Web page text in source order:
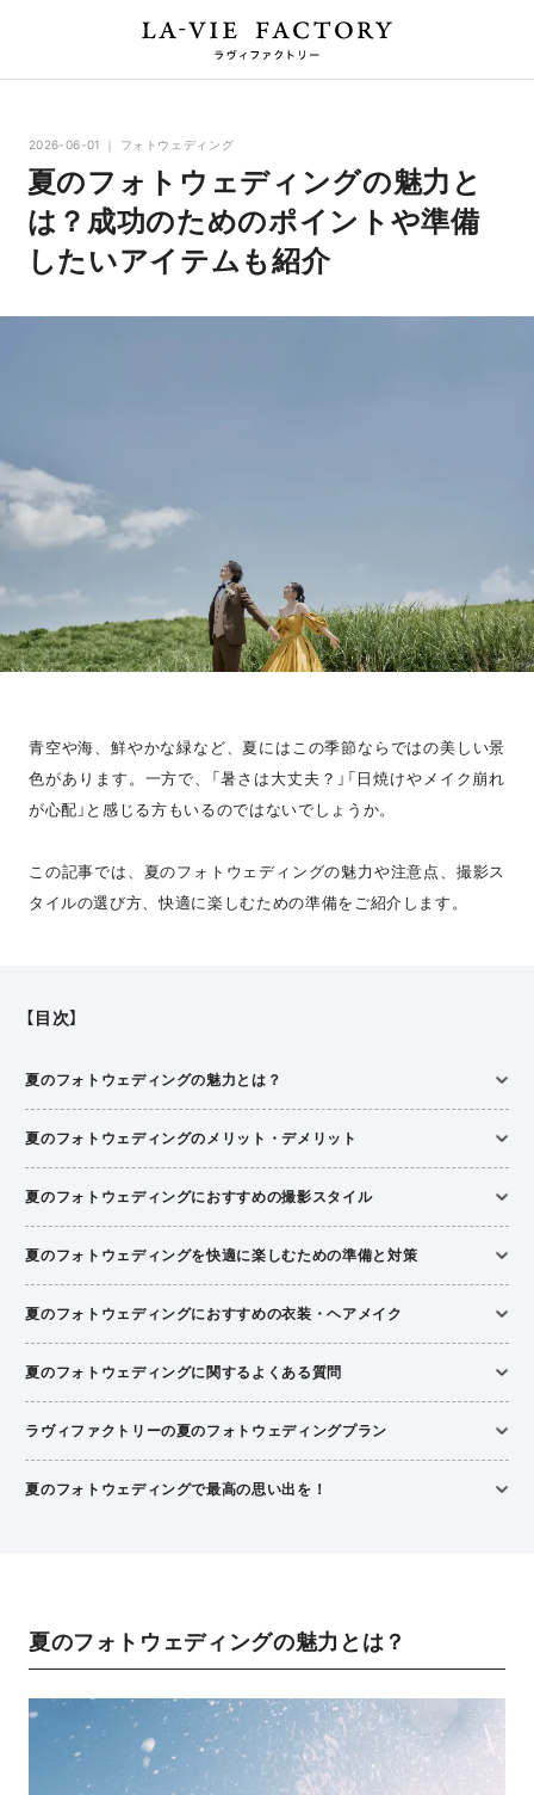
2026-06-01 フォトウェディング
夏のフォトウェディングの魅力と
は？成功のためのポイントや準備
したいアイテムも紹介
青空や海、鮮やかな緑など、夏にはこの季節ならではの美しい景
色があります。一方で、「暑さは大丈夫？」「日焼けやメイク崩れ
が心配」と感じる方もいるのではないでしょうか。
この記事では、夏のフォトウェディングの魅力や注意点、撮影ス
タイルの選び方、快適に楽しむための準備をご紹介します。
【目次】
夏のフォトウェディングの魅力とは？
夏のフォトウェディングのメリット・デメリット
夏のフォトウェディングにおすすめの撮影スタイル
夏のフォトウェディングを快適に楽しむための準備と対策
夏のフォトウェディングにおすすめの衣装・ヘアメイク
夏のフォトウェディングに関するよくある質問
ラヴィファクトリーの夏のフォトウェディングプラン
夏のフォトウェディングで最高の思い出を！
夏のフォトウェディングの魅力とは？